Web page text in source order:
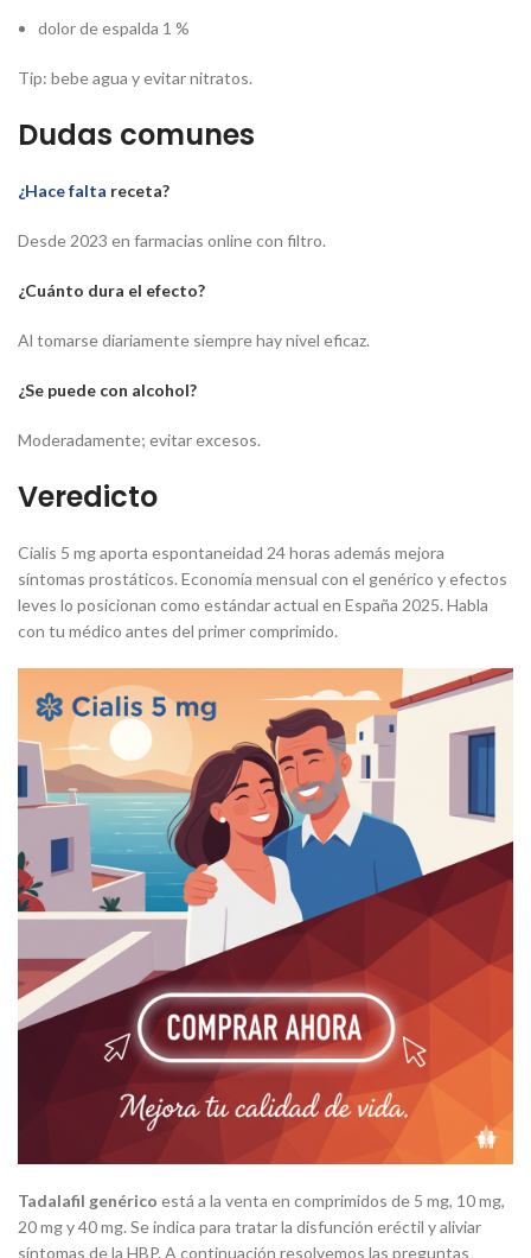
dolor de espalda 1 %
Tip: bebe agua y evitar nitratos.
Dudas comunes
¿Hace falta receta?
Desde 2023 en farmacias online con filtro.
¿Cuánto dura el efecto?
Al tomarse diariamente siempre hay nivel eficaz.
¿Se puede con alcohol?
Moderadamente; evitar excesos.
Veredicto
Cialis 5 mg aporta espontaneidad 24 horas además mejora
síntomas prostáticos. Economía mensual con el genérico y efectos
leves lo posicionan como estándar actual en España 2025. Habla
con tu médico antes del primer comprimido.
Tadalafil genérico está a la venta en comprimidos de 5 mg, 10 mg,
20 mg y 40 mg. Se indica para tratar la disfunción eréctil y aliviar
síntomas de la HBP. A continuación resolvemos las preguntas